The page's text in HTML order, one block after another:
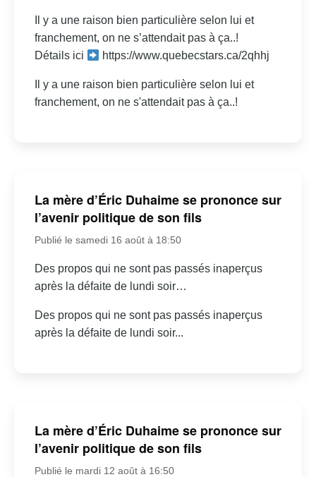
Il y a une raison bien particulière selon lui et
franchement, on ne s’attendait pas à ça..!
Détails ici
https://www.quebecstars.ca/2qhhj
Il y a une raison bien particulière selon lui et
franchement, on ne s'attendait pas à ça..!
La mère d’Éric Duhaime se prononce sur
l’avenir politique de son fils
Publié le samedi 16 août à 18:50
Des propos qui ne sont pas passés inaperçus
après la défaite de lundi soir…
Des propos qui ne sont pas passés inaperçus
après la défaite de lundi soir...
La mère d’Éric Duhaime se prononce sur
l’avenir politique de son fils
Publié le mardi 12 août à 16:50